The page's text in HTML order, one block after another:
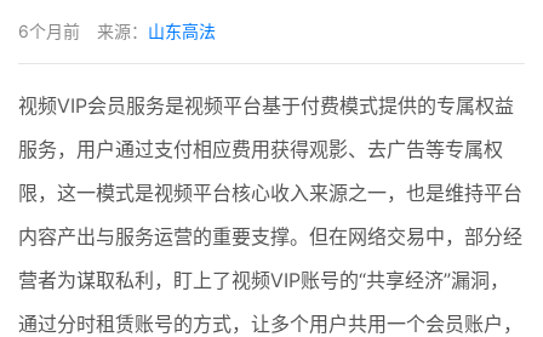
6个月前 来源： 山东高法
视频VIP会员服务是视频平台基于付费模式提供的专属权益
服务，用户通过支付相应费用获得观影、去广告等专属权
限，这一模式是视频平台核心收入来源之一，也是维持平台
内容产出与服务运营的重要支撑。但在网络交易中，部分经
营者为谋取私利，盯上了视频VIP账号的“共享经济”漏洞，
通过分时租赁账号的方式，让多个用户共用一个会员账户，